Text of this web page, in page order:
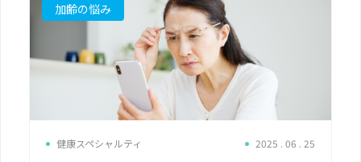
加齢の悩み
健康スペシャルティ 2025 . 06 . 25